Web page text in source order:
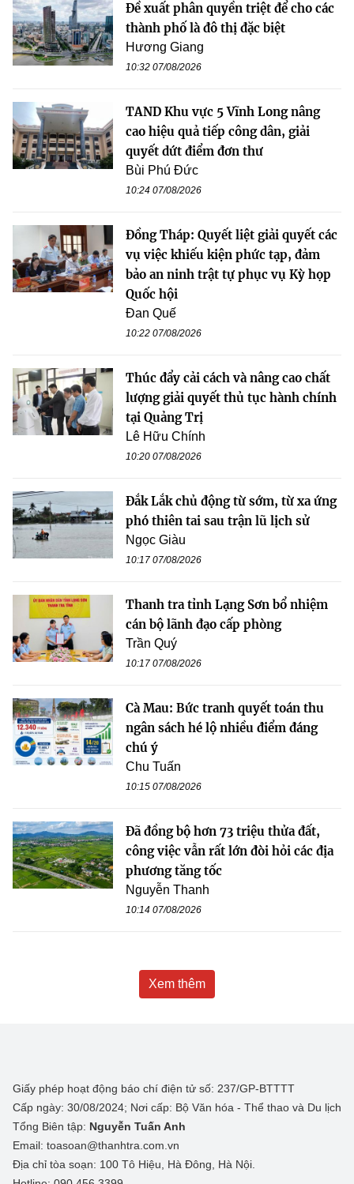
Đề xuất phân quyền triệt để cho các
thành phố là đô thị đặc biệt
Hương Giang
10:32 07/08/2026
TAND Khu vực 5 Vĩnh Long nâng
cao hiệu quả tiếp công dân, giải
quyết dứt điểm đơn thư
Bùi Phú Đức
10:24 07/08/2026
Đồng Tháp: Quyết liệt giải quyết các
vụ việc khiếu kiện phức tạp, đảm
bảo an ninh trật tự phục vụ Kỳ họp
Quốc hội
Đan Quế
10:22 07/08/2026
Thúc đẩy cải cách và nâng cao chất
lượng giải quyết thủ tục hành chính
tại Quảng Trị
Lê Hữu Chính
10:20 07/08/2026
Đắk Lắk chủ động từ sớm, từ xa ứng
phó thiên tai sau trận lũ lịch sử
Ngọc Giàu
10:17 07/08/2026
Thanh tra tỉnh Lạng Sơn bổ nhiệm
cán bộ lãnh đạo cấp phòng
Trần Quý
10:17 07/08/2026
Cà Mau: Bức tranh quyết toán thu
ngân sách hé lộ nhiều điểm đáng
chú ý
Chu Tuấn
10:15 07/08/2026
Đã đồng bộ hơn 73 triệu thửa đất,
công việc vẫn rất lớn đòi hỏi các địa
phương tăng tốc
Nguyễn Thanh
10:14 07/08/2026
Xem thêm
Giấy phép hoạt động báo chí điện tử số: 237/GP-BTTTT
Cấp ngày: 30/08/2024; Nơi cấp: Bộ Văn hóa - Thể thao và Du lịch
Tổng Biên tập: Nguyễn Tuấn Anh
Email: toasoan@thanhtra.com.vn
Địa chỉ tòa soạn: 100 Tô Hiệu, Hà Đông, Hà Nội.